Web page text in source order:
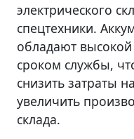
электрического
спецтехники.
обладают
сроком службы,
снизить затраты
увеличить
склада.